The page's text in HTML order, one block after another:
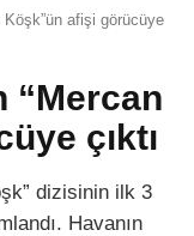
Köşk”ün afişi görücüye
“Mercan
çıktı
dizisinin ilk 3
Havanın